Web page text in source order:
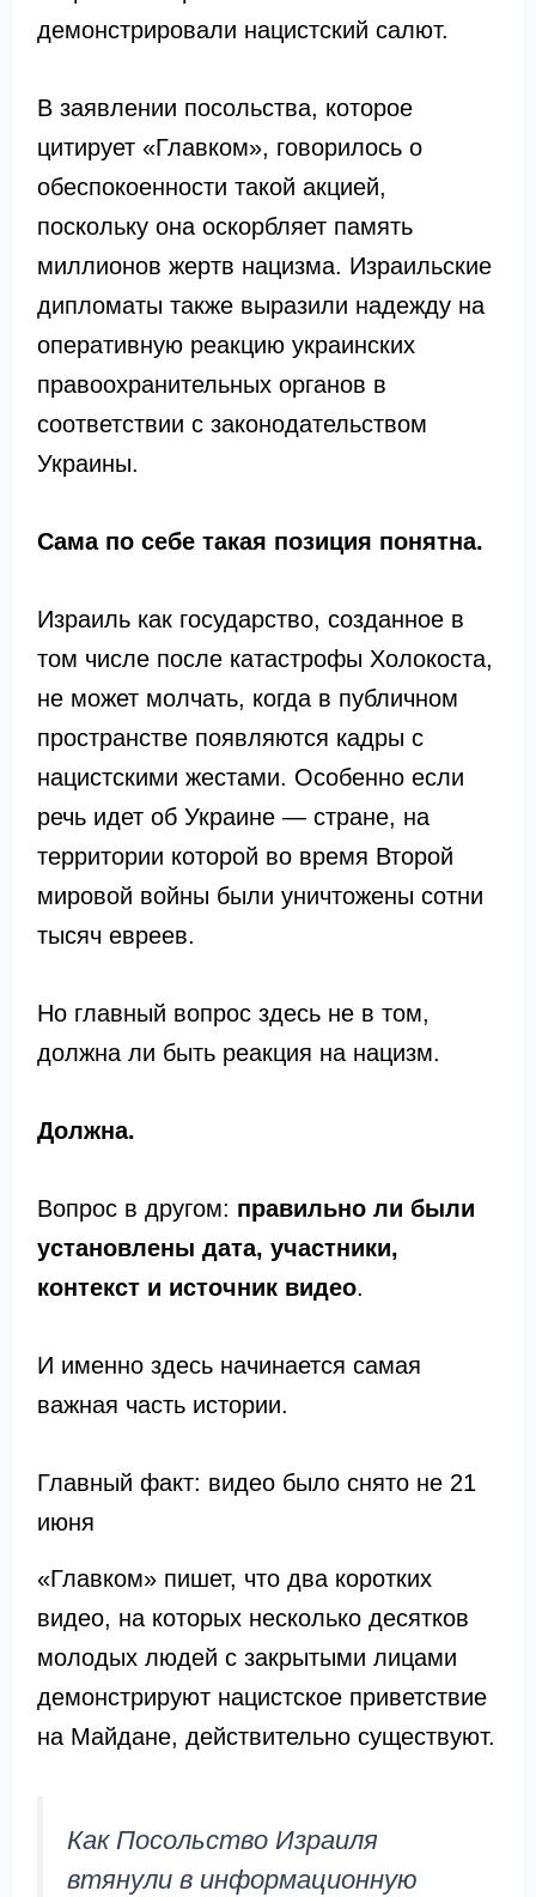
демонстрировали нацистский салют.
В заявлении посольства, которое
цитирует «Главком», говорилось о
обеспокоенности такой акцией,
поскольку она оскорбляет память
миллионов жертв нацизма. Израильские
дипломаты также выразили надежду на
оперативную реакцию украинских
правоохранительных органов в
соответствии с законодательством
Украины.
Сама по себе такая позиция понятна.
Израиль как государство, созданное в
том числе после катастрофы Холокоста,
не может молчать, когда в публичном
пространстве появляются кадры с
нацистскими жестами. Особенно если
речь идет об Украине — стране, на
территории которой во время Второй
мировой войны были уничтожены сотни
тысяч евреев.
Но главный вопрос здесь не в том,
должна ли быть реакция на нацизм.
Должна.
Вопрос в другом: правильно ли были
установлены дата, участники,
контекст и источник видео.
И именно здесь начинается самая
важная часть истории.
Главный факт: видео было снято не 21
июня
«Главком» пишет, что два коротких
видео, на которых несколько десятков
молодых людей с закрытыми лицами
демонстрируют нацистское приветствие
на Майдане, действительно существуют.
Как Посольство Израиля
втянули в информационную